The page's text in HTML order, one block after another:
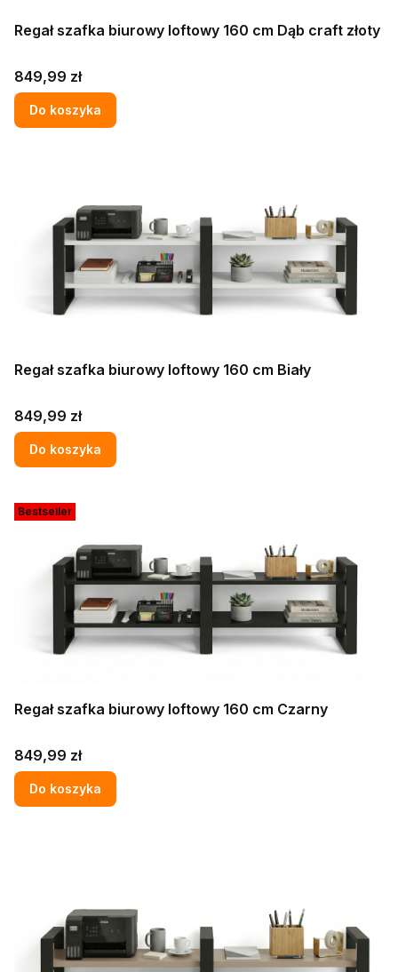
Regał szafka biurowy loftowy 160 cm Dąb craft złoty
Cena
849,99 zł
Do koszyka
Regał szafka biurowy loftowy 160 cm Biały
Cena
849,99 zł
Do koszyka
Bestseller
Regał szafka biurowy loftowy 160 cm Czarny
Cena
849,99 zł
Do koszyka